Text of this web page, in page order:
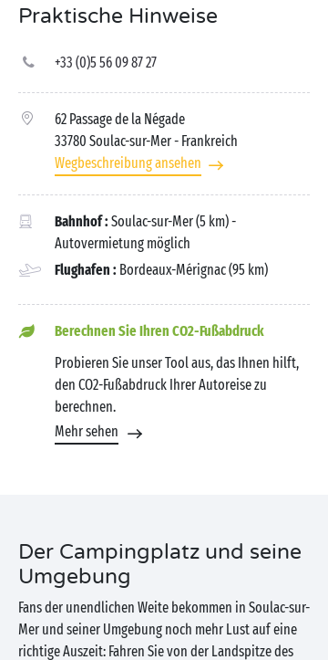
Praktische Hinweise
+33 (0)5 56 09 87 27
62 Passage de la Négade
33780 Soulac-sur-Mer- Frankreich
Wegbeschreibung ansehen
Bahnhof : Soulac-sur-Mer (5 km) -
Autovermietung möglich
Flughafen : Bordeaux-Mérignac (95 km)
Berechnen Sie Ihren CO2-Fußabdruck
Probieren Sie unser Tool aus, das Ihnen hilft,
den CO2-Fußabdruck Ihrer Autoreise zu
berechnen.
Mehr sehen
Der Campingplatz und seine
Umgebung
Fans der unendlichen Weite bekommen in Soulac-sur-
Mer und seiner Umgebung noch mehr Lust auf eine
richtige Auszeit: Fahren Sie von der Landspitze des